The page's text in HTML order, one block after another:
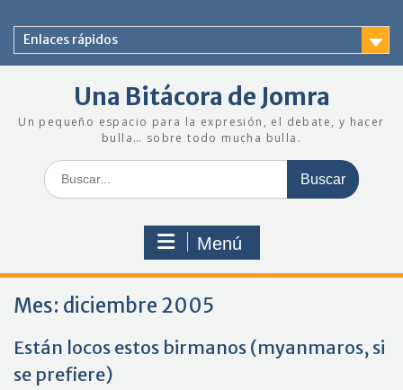
contenido
Enlaces rápidos
Una Bitácora de Jomra
Un pequeño espacio para la expresión, el debate, y hacer
bulla… sobre todo mucha bulla.
Buscar:
Menú
Mes: diciembre 2005
Están locos estos birmanos (myanmaros, si
se prefiere)